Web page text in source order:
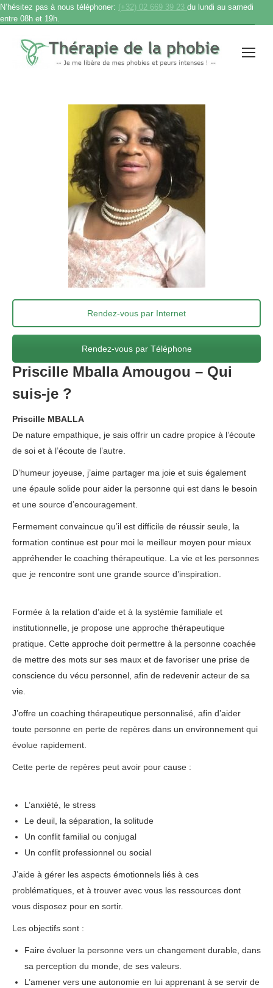
N’hésitez pas à nous téléphoner: (+32) 02 669 39 23 du lundi au samedi
entre 08h et 19h.
Priscille Mballa Amougou – Qui
suis-je ?
Priscille MBALLA
De nature empathique, je sais offrir un cadre propice à l’écoute
de soi et à l’écoute de l’autre.
D’humeur joyeuse, j’aime partager ma joie et suis également
une épaule solide pour aider la personne qui est dans le besoin
et une source d’encouragement.
Fermement convaincue qu’il est difficile de réussir seule, la
formation continue est pour moi le meilleur moyen pour mieux
appréhender le coaching thérapeutique. La vie et les personnes
que je rencontre sont une grande source d’inspiration.
Formée à la relation d’aide et à la systémie familiale et
institutionnelle, je propose une approche thérapeutique
pratique. Cette approche doit permettre à la personne coachée
de mettre des mots sur ses maux et de favoriser une prise de
conscience du vécu personnel, afin de redevenir acteur de sa
vie.
J’offre un coaching thérapeutique personnalisé, afin d’aider
toute personne en perte de repères dans un environnement qui
évolue rapidement.
Cette perte de repères peut avoir pour cause :
L’anxiété, le stress
Le deuil, la séparation, la solitude
Un conflit familial ou conjugal
Un conflit professionnel ou social
J’aide à gérer les aspects émotionnels liés à ces
problématiques, et à trouver avec vous les ressources dont
vous disposez pour en sortir.
Les objectifs sont :
Faire évoluer la personne vers un changement durable, dans
sa perception du monde, de ses valeurs.
L’amener vers une autonomie en lui apprenant à se servir de
Rendez-vous par Internet
Rendez-vous par Téléphone